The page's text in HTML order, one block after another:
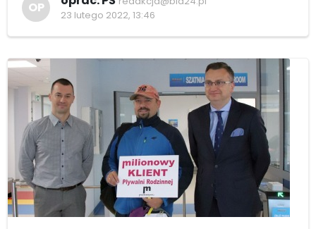
OP
23 lutego 2022, 13:46